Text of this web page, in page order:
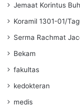
Jemaat Korintus
Koramil 1301-01/
Serma Rachmat
Bekam
fakultas
kedokteran
medis